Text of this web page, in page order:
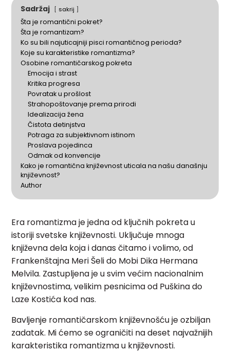
Sadržaj sakrij
Šta je romantični pokret?
Šta je romantizam?
Ko su bili najuticajniji pisci romantičnog perioda?
Koje su karakteristike romantizma?
Osobine romantičarskog pokreta
Emocija i strast
Kritika progresa
Povratak u prošlost
Strahopoštovanje prema prirodi
Idealizacija žena
Čistota detinjstva
Potraga za subjektivnom istinom
Proslava pojedinca
Odmak od konvencije
Kako je romantična književnost uticala na našu današnju
književnost?
Author
Era romantizma je jedna od ključnih pokreta u
istoriji svetske književnosti. Uključuje mnoga
književna dela koja i danas čitamo i volimo, od
Frankenštajna Meri Šeli do Mobi Dika Hermana
Melvila. Zastupljena je u svim većim nacionalnim
književnostima, velikim pesnicima od Puškina do
Laze Kostića kod nas.
Bavljenje romantičarskom književnošću je ozbiljan
zadatak. Mi ćemo se ograničiti na deset najvažnijih
karakteristika romantizma u književnosti.